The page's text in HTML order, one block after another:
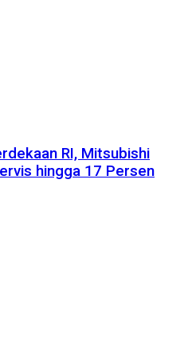
RI, Mitsubishi
hingga 17 Persen